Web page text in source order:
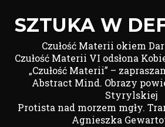
SZTUKA W
Czułość Materii okiem
Czułość Materii VI odsłona
„Czułość Materii” –
Abstract Mind. Obrazy
Styrylskiej
Protista nad morzem mgły.
Agnieszka